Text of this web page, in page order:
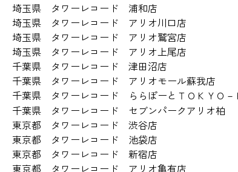
埼玉県 タワーレコード 浦和店
埼玉県 タワーレコード アリオ川口店
埼玉県 タワーレコード アリオ鷲宮店
埼玉県 タワーレコード アリオ上尾店
千葉県 タワーレコード 津田沼店
千葉県 タワーレコード アリオモール蘇我店
千葉県 タワーレコード ららぽーとＴＯＫＹＯ－
千葉県 タワーレコード セブンパークアリオ柏
東京都 タワーレコード 渋谷店
東京都 タワーレコード 池袋店
東京都 タワーレコード 新宿店
東京都 タワーレコード アリオ亀有店